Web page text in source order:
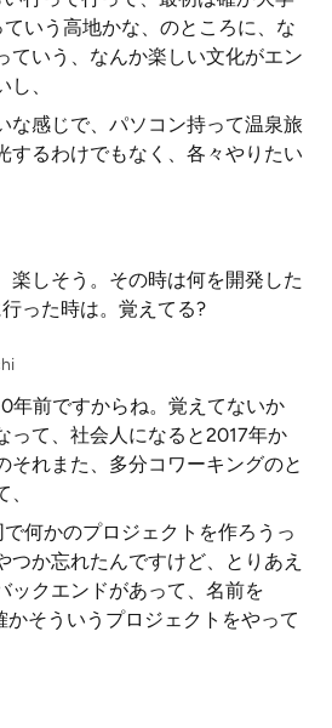
いう高地かな、のところに、な
ていう、なんか楽しい文化がエン
、
な感じで、パソコン持って温泉旅
するわけでもなく、各々やりたい
楽しそう。その時は何を開発した
った時は。覚えてる?
年前ですからね。覚えてないか
って、社会人になると2017年か
それまた、多分コワーキングのと
何かのプロジェクトを作ろうっ
つか忘れたんですけど、とりあえ
ックエンドがあって、名前を
かそういうプロジェクトをやって